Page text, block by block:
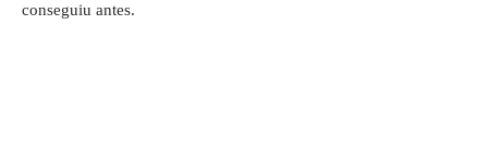
conseguiu antes.